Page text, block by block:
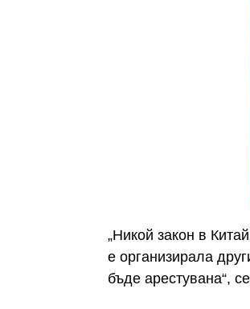
„Никой закон в
е организирала
бъде арестувана“,